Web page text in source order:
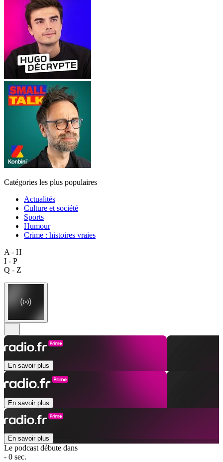
Catégories les plus populaires
Actualités
Culture et société
Sports
Humour
Crime : histoires vraies
A - H
I - P
Q - Z
En savoir plus
En savoir plus
En savoir plus
Le podcast débute dans
- 0 sec.